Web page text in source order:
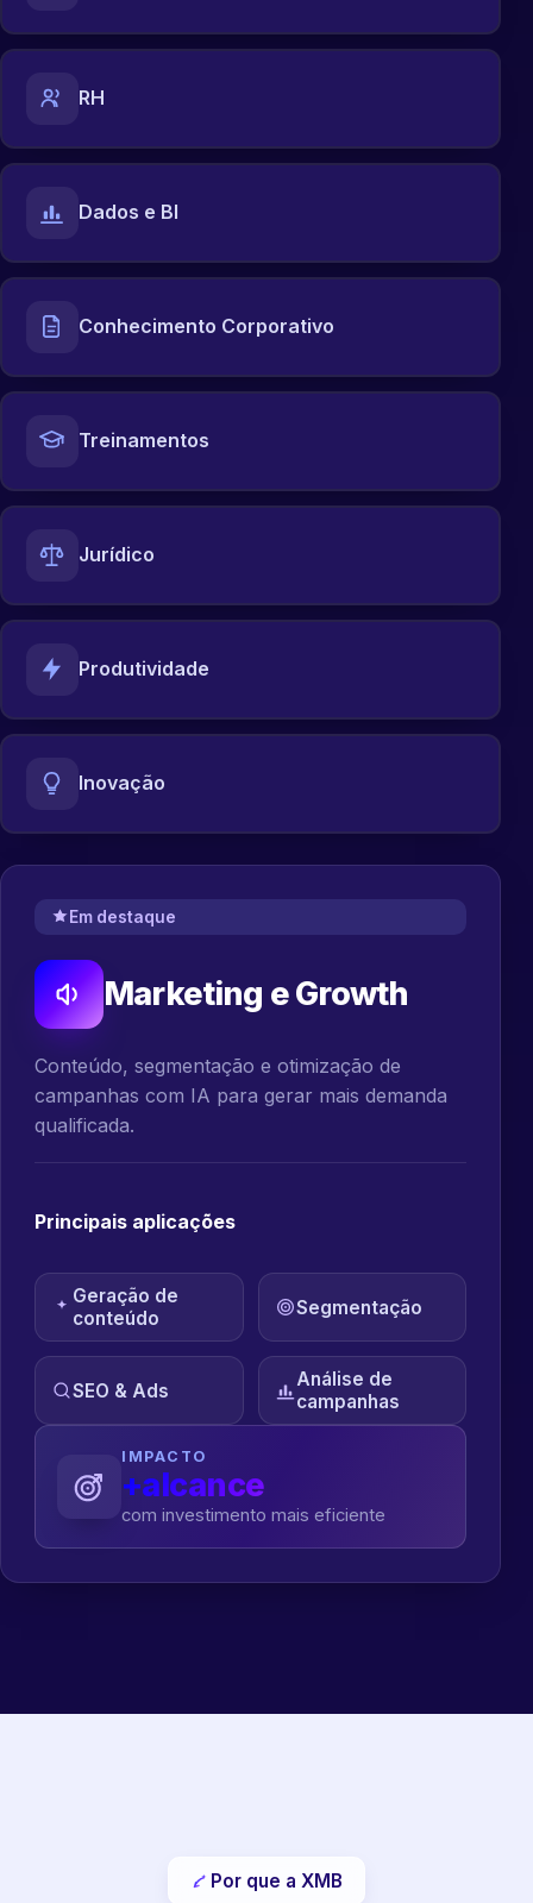
RH
Dados e BI
Conhecimento Corporativo
Treinamentos
Jurídico
Produtividade
Inovação
Em destaque
Marketing e Growth
Conteúdo, segmentação e otimização de
campanhas com IA para gerar mais demanda
qualificada.
Principais aplicações
Geração de
conteúdo
Segmentação
SEO & Ads
Análise de
campanhas
IMPACTO
+alcance
com investimento mais eficiente
Por que a XMB